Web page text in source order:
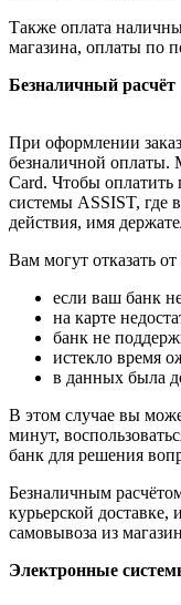
Также оплата
магазина, оплаты по
Безналичный расчёт
При оформлении
безналичной
Card. Чтобы оплатить
системы ASSIST, где
действия, имя
Вам могут отказать
если ваш банк
на карте
банк не
истекло время
в данных была
В этом случае вы
минут,
банк для решения
Безналичным
курьерской доставке,
самовывоза из
Электронные